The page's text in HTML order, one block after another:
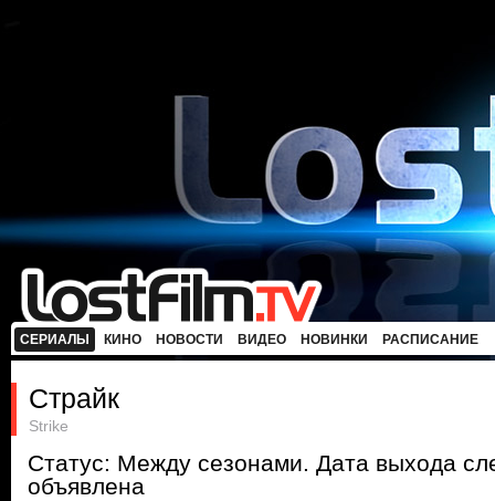
СЕРИАЛЫ КИНО НОВОСТИ ВИДЕО НОВИНКИ РАСПИСАНИЕ
Страйк
Strike
Статус: Между сезонами. Дата выхода
объявлена